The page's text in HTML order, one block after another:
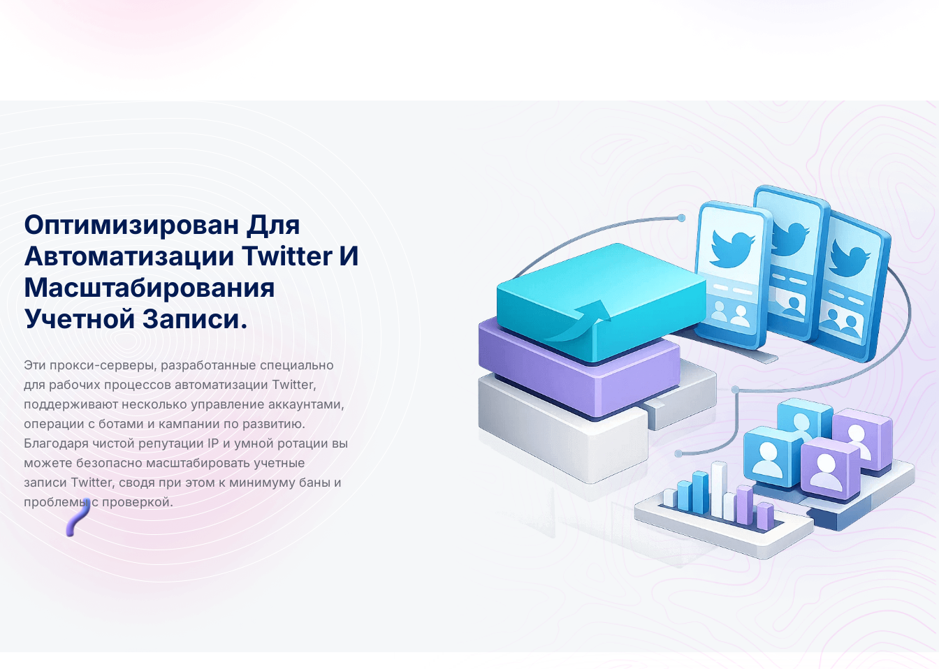
Оптимизирован Для
Автоматизации Twitter И
Масштабирования
Учетной Записи.
Эти прокси-серверы, разработанные специально
для рабочих процессов автоматизации Twitter,
поддерживают несколько управление аккаунтами,
операции с ботами и кампании по развитию.
Благодаря чистой репутации IP и умной ротации вы
можете безопасно масштабировать учетные
записи Twitter, сводя при этом к минимуму баны и
проблемы с проверкой.